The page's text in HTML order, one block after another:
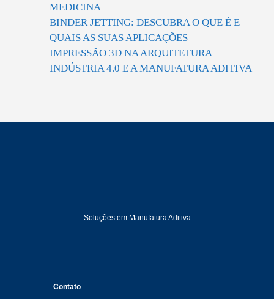
MEDICINA
BINDER JETTING: DESCUBRA O QUE É E
QUAIS AS SUAS APLICAÇÕES
IMPRESSÃO 3D NA ARQUITETURA
INDÚSTRIA 4.0 E A MANUFATURA ADITIVA
Soluções em Manufatura Aditiva
Contato